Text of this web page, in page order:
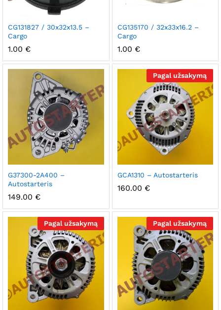
CG131827 / 30x32x13.5 –
Cargo
1.00 €
CG135170 / 32x33x16.2 –
Cargo
1.00 €
G37300-2A400 –
Autostarteris
149.00 €
Pagal užsakymą
GCA1310 – Autostarteris
160.00 €
Pagal užsakymą Pagal užsakymą